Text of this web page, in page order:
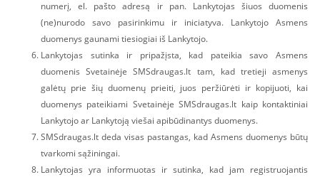
numerį, el. pašto adresą ir pan. Lankytojas šiuos duomenis
(ne)nurodo savo pasirinkimu ir iniciatyva. Lankytojo Asmens
duomenys gaunami tiesiogiai iš Lankytojo.
Lankytojas sutinka ir pripažįsta, kad pateikia savo Asmens
duomenis Svetainėje SMSdraugas.lt tam, kad tretieji asmenys
galėtų prie šių duomenų prieiti, juos peržiūrėti ir kopijuoti, kai
duomenys pateikiami Svetainėje SMSdraugas.lt kaip kontaktiniai
Lankytojo ar Lankytoją viešai apibūdinantys duomenys.
SMSdraugas.lt deda visas pastangas, kad Asmens duomenys būtų
tvarkomi sąžiningai.
Lankytojas yra informuotas ir sutinka, kad jam registruojantis